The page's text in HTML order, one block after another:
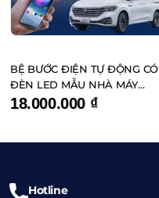
BỆ BƯỚC ĐIỆN TỰ ĐỘNG CÓ
ĐÈN LED MẪU NHÀ MÁY
VOLKSWAGEN VILORAN
18.000.000 ₫
Hotline